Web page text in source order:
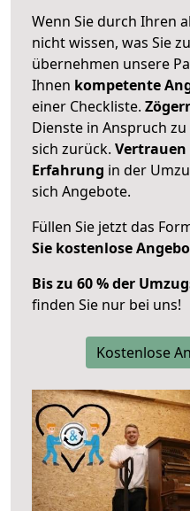
Wenn Sie durch Ihren
nicht wissen, was Sie
übernehmen unsere
Ihnen kompetente
einer Checkliste.
Dienste in Anspruch
sich zurück. Vertrauen
Erfahrung in der
sich Angebote.
Füllen Sie jetzt das
Sie kostenlose
Bis zu 60 % der
finden Sie nur bei uns!
Kostenlose